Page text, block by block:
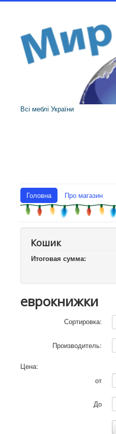
Всі меблі України
Головна Про магазин
Кошик
Итоговая сумма:
еврокнижки
Сортировка:
Производитель:
Цена:
от
До